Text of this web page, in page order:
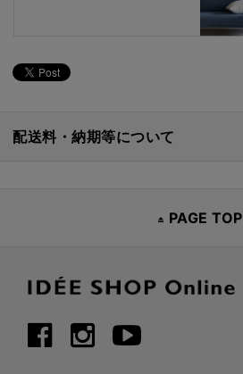
配送料・納期等について
PAGE TOP